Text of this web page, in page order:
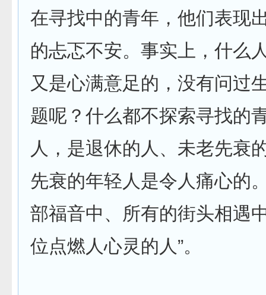
在寻找中的青年，他们表现
的忐忑不安。事实上，什么
又是心满意足的，没有问过
题呢？什么都不探索寻找的
人，是退休的人、未老先衰
先衰的年轻人是令人痛心的
部福音中、所有的街头相遇
位点燃人心灵的人”。